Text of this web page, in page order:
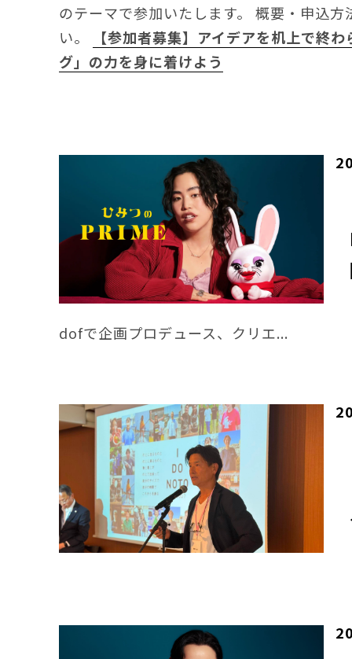
のテーマで参加いたします。 概要・申込
い。
【参加者募集】アイデアを机上で終
グ」の力を身に着けよう
dofで企画プロデュース、クリエ...